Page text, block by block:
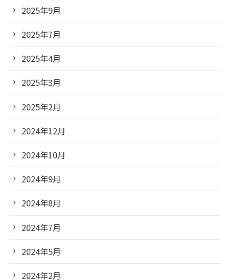
2025年9月
2025年7月
2025年4月
2025年3月
2025年2月
2024年12月
2024年10月
2024年9月
2024年8月
2024年7月
2024年5月
2024年2月